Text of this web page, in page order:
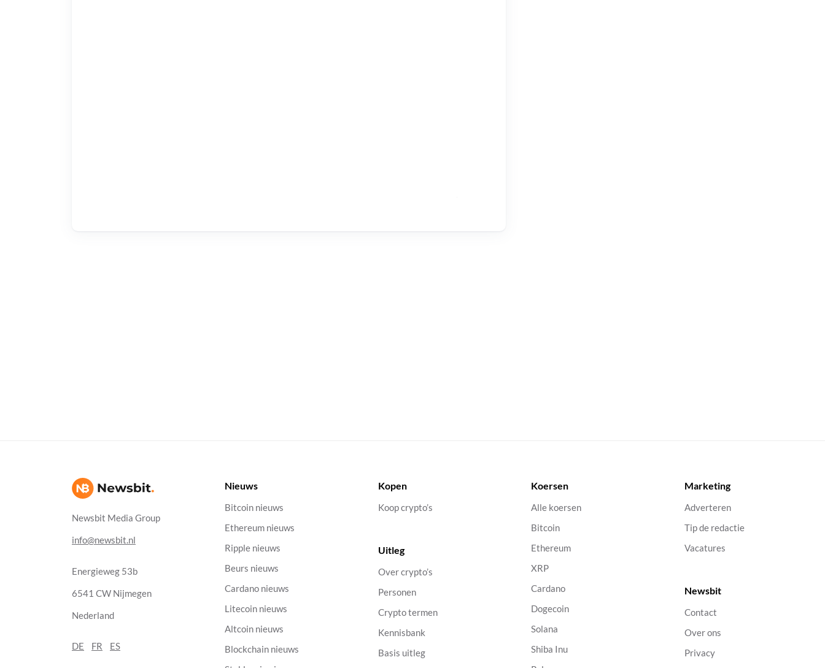
Newsbit Media Group
info@newsbit.nl
Energieweg 53b
6541 CW Nijmegen
Nederland
DE FR ES
Nieuws
Bitcoin nieuws
Ethereum nieuws
Ripple nieuws
Beurs nieuws
Cardano nieuws
Litecoin nieuws
Altcoin nieuws
Blockchain nieuws
Kopen
Koop crypto’s
Uitleg
Over crypto’s
Personen
Crypto termen
Kennisbank
Basis uitleg
Koersen
Alle koersen
Bitcoin
Ethereum
XRP
Cardano
Dogecoin
Solana
Shiba Inu
Marketing
Adverteren
Tip de redactie
Vacatures
Newsbit
Contact
Over ons
Privacy